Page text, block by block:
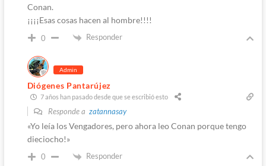
Conan.
¡¡¡¡Esas cosas hacen al hombre!!!!
0 Responder
Admin
Diógenes Pantarújez
7 años han pasado desde que se escribió esto
Responde a zatannasay
«Yo leía los Vengadores, pero ahora leo Conan porque tengo
dieciocho!»
0 Responder